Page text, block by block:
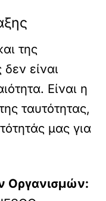
της
δεν είναι
Είναι η
ταυτότητας,
μας για
Οργανισμών: